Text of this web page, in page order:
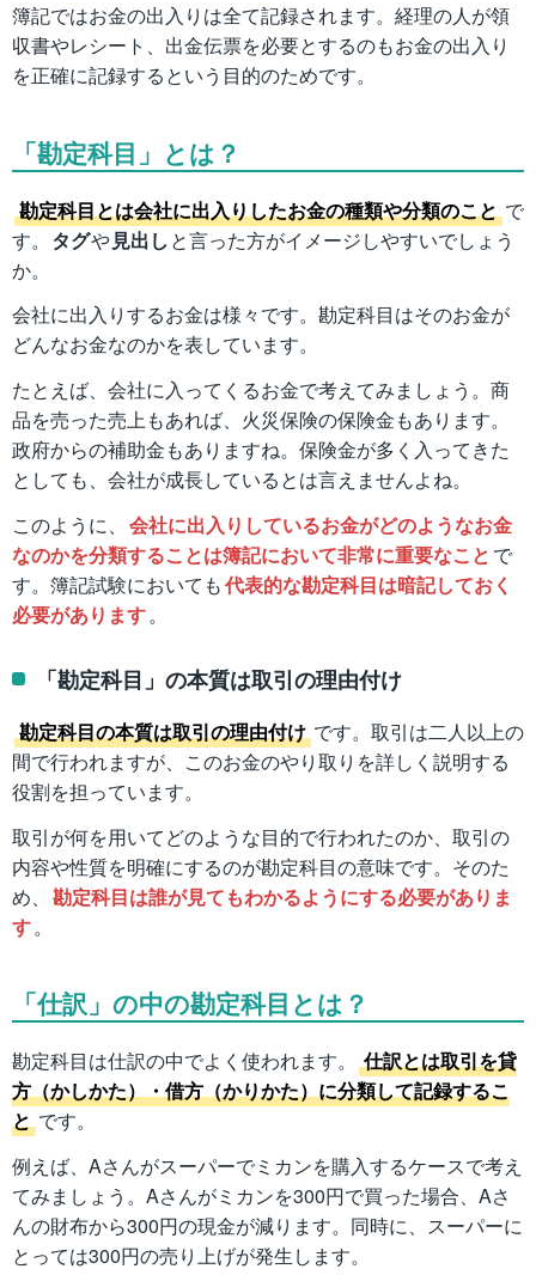
簿記ではお金の出入りは全て記録されます。経理の人が領
収書やレシート、出金伝票を必要とするのもお金の出入り
を正確に記録するという目的のためです。
「勘定科目」とは？
勘定科目とは会社に出入りしたお金の種類や分類のこと で
す。 タグや見出し と言った方がイメージしやすいでしょう
か。
会社に出入りするお金は様々です。勘定科目はそのお金が
どんなお金なのかを表しています。
たとえば、会社に入ってくるお金で考えてみましょう。商
品を売った売上もあれば、火災保険の保険金もあります。
政府からの補助金もありますね。保険金が多く入ってきた
としても、会社が成長しているとは言えませんよね。
このように、 会社に出入りしているお金がどのようなお金
なのかを分類することは簿記において非常に重要なこと で
す。簿記試験においても代表的な勘定科目は暗記しておく
必要があります。
「勘定科目」の本質は取引の理由付け
勘定科目の本質は取引の理由付け です。取引は二人以上の
間で行われますが、このお金のやり取りを詳しく説明する
役割を担っています。
取引が何を用いてどのような目的で行われたのか、取引の
内容や性質を明確にするのが勘定科目の意味です。そのた
め、 勘定科目は誰が見てもわかるようにする必要がありま
す。
「仕訳」の中の勘定科目とは？
勘定科目は仕訳の中でよく使われます。
仕訳とは取引を貸
方（かしかた）・借方（かりかた）に分類して記録するこ
と です。
例えば、Aさんがスーパーでミカンを購入するケースで考え
てみましょう。Aさんがミカンを300円で買った場合、Aさ
んの財布から300円の現金が減ります。同時に、スーパーに
とっては300円の売り上げが発生します。